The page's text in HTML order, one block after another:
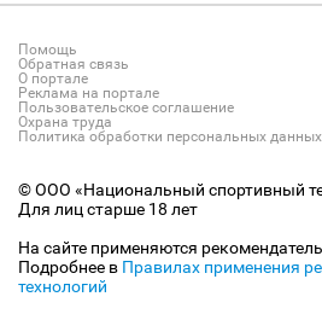
Помощь
Обратная связь
О портале
Реклама на портале
Пользовательское соглашение
Охрана труда
Политика обработки персональных данных
© ООО «Национальный спортивный
Для лиц старше 18 лет
На сайте применяются
Подробнее в Правилах применения
технологий